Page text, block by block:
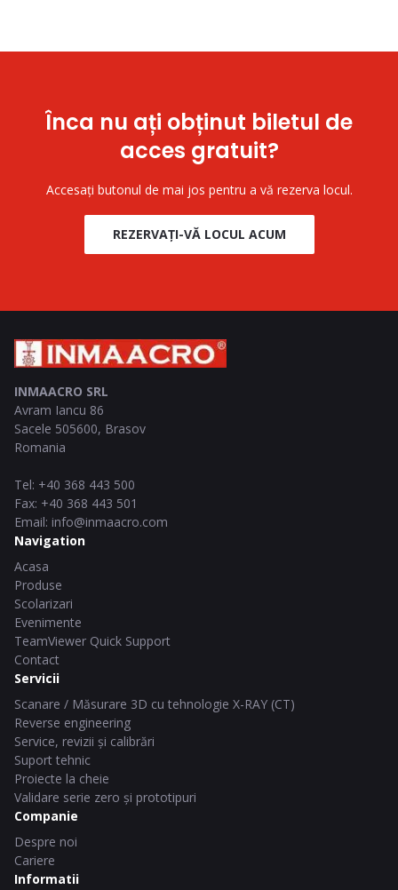
Înca nu ați obținut biletul de
acces gratuit?
Accesați butonul de mai jos pentru a vă rezerva locul.
REZERVAȚI-VĂ LOCUL ACUM
INMAACRO SRL
Avram Iancu 86
Sacele 505600, Brasov
Romania
Tel: +40 368 443 500
Fax: +40 368 443 501
Email: info@inmaacro.com
Navigation
Acasa
Produse
Scolarizari
Evenimente
TeamViewer Quick Support
Contact
Servicii
Scanare / Măsurare 3D cu tehnologie X-RAY (CT)
Reverse engineering
Service, revizii și calibrări
Suport tehnic
Proiecte la cheie
Validare serie zero și prototipuri
Companie
Despre noi
Cariere
Informatii